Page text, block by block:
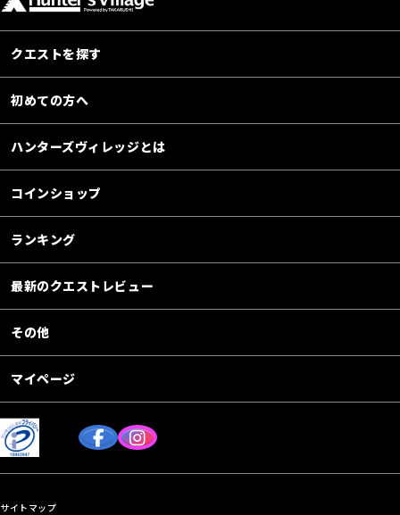
クエストを探す
初めての方へ
ハンターズヴィレッジとは
コインショップ
ランキング
最新のクエストレビュー
その他
マイページ
サイトマップ